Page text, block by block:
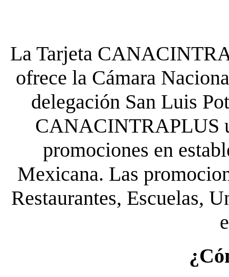
La Tarjeta
ofrece la Cámara
delegación San Luis
CANACINTRAPLUS
promociones en
Mexicana. Las
Restaurantes, Escuelas,